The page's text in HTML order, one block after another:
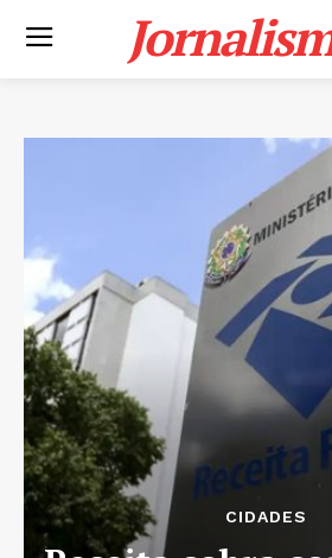
CIDADES